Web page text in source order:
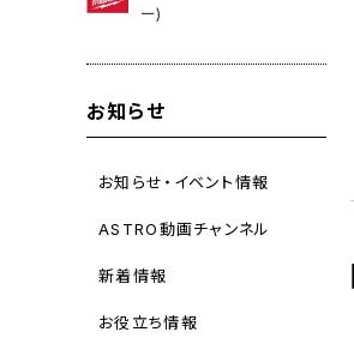
ー)
お知らせ
お知らせ・イベント情報
ASTRO動画チャンネル
新着情報
お役立ち情報